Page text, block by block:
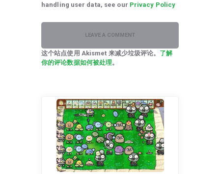
handling user data, see our Privacy Policy
这个站点使用 Akismet 来减少垃圾评论。 了解
你的评论数据如何被处理。